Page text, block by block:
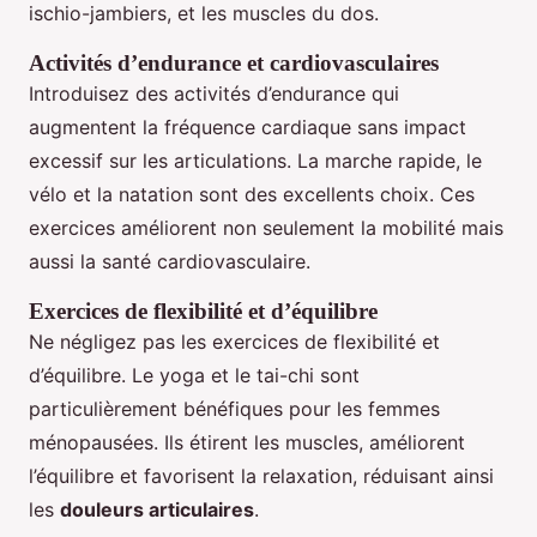
ischio-jambiers, et les muscles du dos.
Activités d’endurance et cardiovasculaires
Introduisez des activités d’endurance qui
augmentent la fréquence cardiaque sans impact
excessif sur les articulations. La marche rapide, le
vélo et la natation sont des excellents choix. Ces
exercices améliorent non seulement la mobilité mais
aussi la santé cardiovasculaire.
Exercices de flexibilité et d’équilibre
Ne négligez pas les exercices de flexibilité et
d’équilibre. Le yoga et le tai-chi sont
particulièrement bénéfiques pour les femmes
ménopausées. Ils étirent les muscles, améliorent
l’équilibre et favorisent la relaxation, réduisant ainsi
les douleurs articulaires.